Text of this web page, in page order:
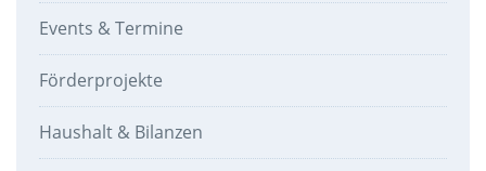
Events & Termine
Förderprojekte
Haushalt & Bilanzen